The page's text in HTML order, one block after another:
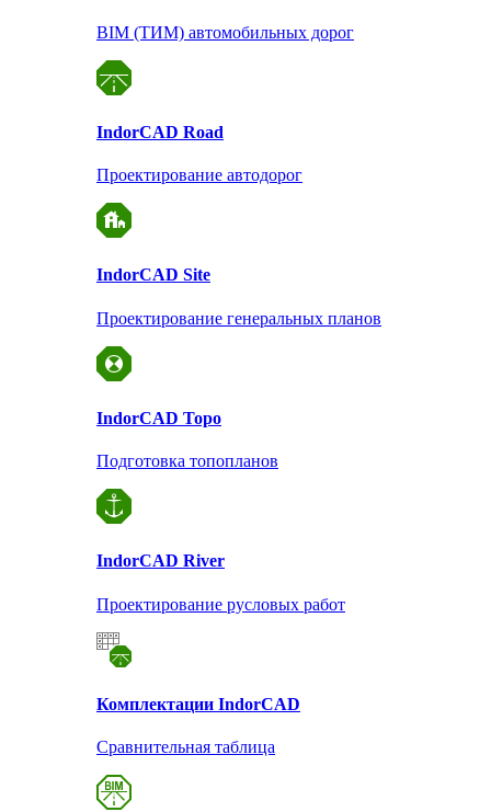
BIM (ТИМ) автомобильных дорог
IndorCAD Road
Проектирование автодорог
IndorCAD Site
Проектирование генеральных планов
IndorCAD Topo
Подготовка топопланов
IndorCAD River
Проектирование русловых работ
Комплектации IndorCAD
Сравнительная таблица